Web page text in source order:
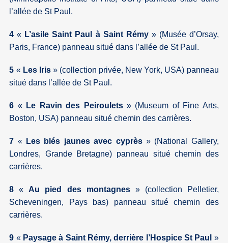
l’allée de St Paul.
4 « L’asile Saint Paul à Saint Rémy» (Musée d’Orsay,
Paris, France) panneau situé dans l’allée de St Paul.
5 « Les Iris» (collection privée, New York, USA) panneau
situé dans l’allée de St Paul.
6 « Le Ravin des Peiroulets» (Museum of Fine Arts,
Boston, USA) panneau situé chemin des carrières.
7 « Les blés jaunes avec cyprès» (National Gallery,
Londres, Grande Bretagne) panneau situé chemin des
carrières.
8 «Au pied des montagnes» (collection Pelletier,
Scheveningen, Pays bas) panneau situé chemin des
carrières.
9 « Paysage à Saint Rémy, derrière l’Hospice St Paul »